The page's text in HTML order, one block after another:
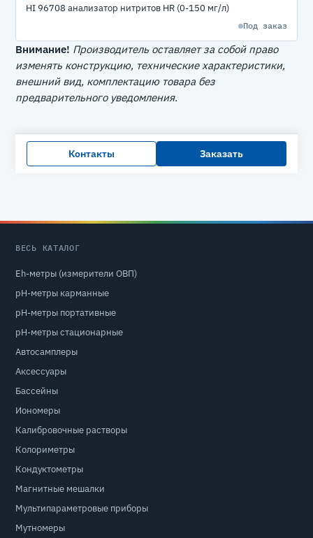
HI 96708 анализатор нитритов HR (0-150 мг/л)
Под заказ
Внимание! Производитель оставляет за собой право
изменять конструкцию, технические характеристики,
внешний вид, комплектацию товара без
предварительного уведомления.
Контакты Заказать
ВЕСЬ КАТАЛОГ
Eh-метры (измерители ОВП)
pH-метры карманные
pH-метры портативные
pH-метры стационарные
Автосамплеры
Аксессуары
Бассейны
Иономеры
Калибровочные растворы
Колориметры
Кондуктометры
Магнитные мешалки
Мультипараметровые приборы
Мутномеры